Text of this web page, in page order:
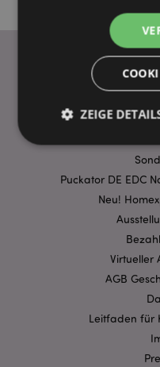
Puckator DE EDC
Neu!
Virtueller
AGB
Leitfaden für
ZEIGE
Unbedingt
Streng-notwendige-
Kernfunktionen der
Benutzeranmeldung
Ohne unbedingt
Website nicht richtig